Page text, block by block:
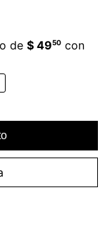
de $ 4950 con